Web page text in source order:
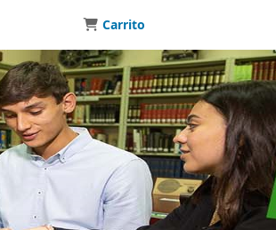
Carrito